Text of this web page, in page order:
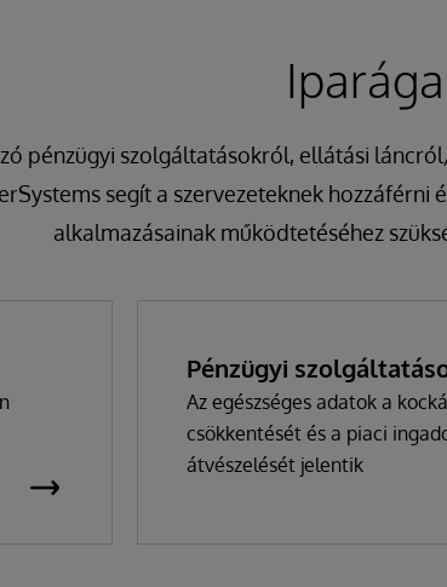
pénzügyi szolgáltatásokról, ellátási
segít a szervezeteknek hozzáférni
alkalmazásainak működtetéséhez
Pénzügyi
Az egészséges adatok a
csökkentését és a piaci
átvészelését jelentik